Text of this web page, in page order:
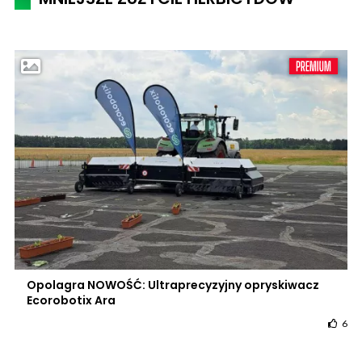
Opolagra NOWOŚĆ: Ultraprecyzyjny opryskiwacz
Ecorobotix Ara
6